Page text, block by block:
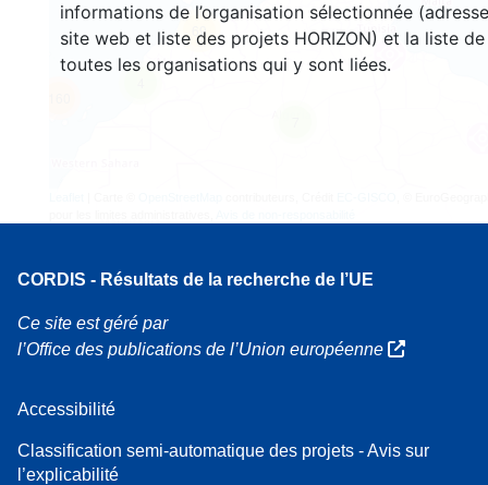
informations de l’organisation sélectionnée
site web et liste des projets HORIZON) et la liste de
toutes les organisations qui y sont liées.
69
CORDIS - Résultats de la recherche de l’UE
Ce site est géré par
l’Office des publications de l’Union européenne
Accessibilité
Classification semi-automatique des projets - Avis sur
l’explicabilité